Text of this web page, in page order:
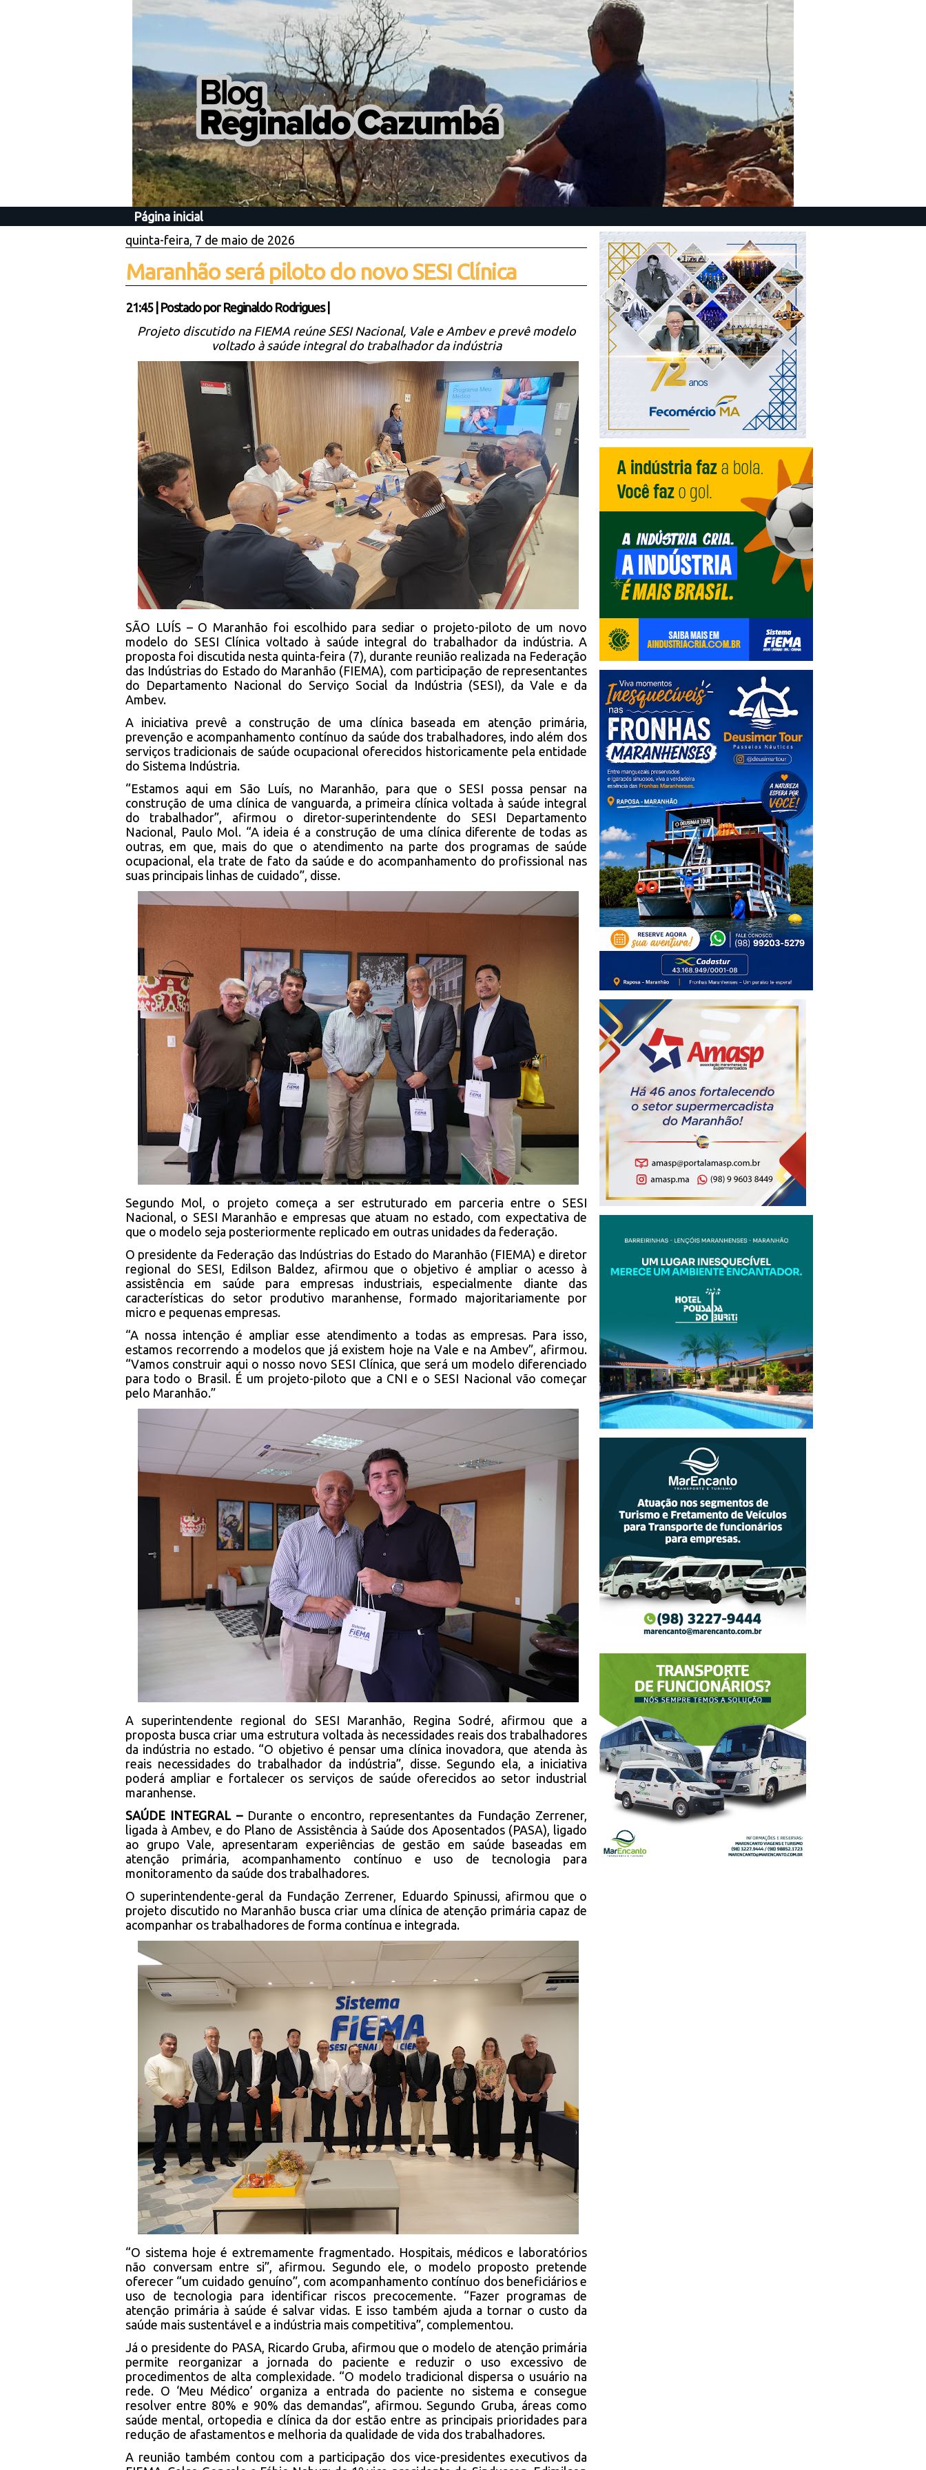
Página inicial
quinta-feira, 7 de maio de 2026
Maranhão será piloto do novo SESI Clínica
21:45| Postado por Reginaldo Rodrigues
Projeto discutido na FIEMA reúne SESI Nacional, Vale e Ambev e prevê modelo
voltado à saúde integral do trabalhador da indústria
SÃO LUÍS – O Maranhão foi escolhido para sediar o projeto-piloto de um novo
modelo do SESI Clínica voltado à saúde integral do trabalhador da indústria. A
proposta foi discutida nesta quinta-feira (7), durante reunião realizada na Federação
das Indústrias do Estado do Maranhão (FIEMA), com participação de representantes
do Departamento Nacional do Serviço Social da Indústria (SESI), da Vale e da
Ambev.
A iniciativa prevê a construção de uma clínica baseada em atenção primária,
prevenção e acompanhamento contínuo da saúde dos trabalhadores, indo além dos
serviços tradicionais de saúde ocupacional oferecidos historicamente pela entidade
do Sistema Indústria.
“Estamos aqui em São Luís, no Maranhão, para que o SESI possa pensar na
construção de uma clínica de vanguarda, a primeira clínica voltada à saúde integral
do trabalhador”, afirmou o diretor-superintendente do SESI Departamento
Nacional, Paulo Mol. “A ideia é a construção de uma clínica diferente de todas as
outras, em que, mais do que o atendimento na parte dos programas de saúde
ocupacional, ela trate de fato da saúde e do acompanhamento do profissional nas
suas principais linhas de cuidado”, disse.
Segundo Mol, o projeto começa a ser estruturado em parceria entre o SESI
Nacional, o SESI Maranhão e empresas que atuam no estado, com expectativa de
que o modelo seja posteriormente replicado em outras unidades da federação.
O presidente da Federação das Indústrias do Estado do Maranhão (FIEMA) e diretor
regional do SESI, Edilson Baldez, afirmou que o objetivo é ampliar o acesso à
assistência em saúde para empresas industriais, especialmente diante das
características do setor produtivo maranhense, formado majoritariamente por
micro e pequenas empresas.
“A nossa intenção é ampliar esse atendimento a todas as empresas. Para isso,
estamos recorrendo a modelos que já existem hoje na Vale e na Ambev”, afirmou.
“Vamos construir aqui o nosso novo SESI Clínica, que será um modelo diferenciado
para todo o Brasil. É um projeto-piloto que a CNI e o SESI Nacional vão começar
pelo Maranhão.”
A superintendente regional do SESI Maranhão, Regina Sodré, afirmou que a
proposta busca criar uma estrutura voltada às necessidades reais dos trabalhadores
da indústria no estado. “O objetivo é pensar uma clínica inovadora, que atenda às
reais necessidades do trabalhador da indústria”, disse. Segundo ela, a iniciativa
poderá ampliar e fortalecer os serviços de saúde oferecidos ao setor industrial
maranhense.
SAÚDE INTEGRAL –Durante o encontro, representantes da Fundação Zerrener,
ligada à Ambev, e do Plano de Assistência à Saúde dos Aposentados (PASA), ligado
ao grupo Vale, apresentaram experiências de gestão em saúde baseadas em
atenção primária, acompanhamento contínuo e uso de tecnologia para
monitoramento da saúde dos trabalhadores.
O superintendente-geral da Fundação Zerrener, Eduardo Spinussi, afirmou que o
projeto discutido no Maranhão busca criar uma clínica de atenção primária capaz de
acompanhar os trabalhadores de forma contínua e integrada.
“O sistema hoje é extremamente fragmentado. Hospitais, médicos e laboratórios
não conversam entre si”, afirmou. Segundo ele, o modelo proposto pretende
oferecer “um cuidado genuíno”, com acompanhamento contínuo dos beneficiários e
uso de tecnologia para identificar riscos precocemente. “Fazer programas de
atenção primária à saúde é salvar vidas. E isso também ajuda a tornar o custo da
saúde mais sustentável e a indústria mais competitiva”, complementou.
Já o presidente do PASA, Ricardo Gruba, afirmou que o modelo de atenção primária
permite reorganizar a jornada do paciente e reduzir o uso excessivo de
procedimentos de alta complexidade. “O modelo tradicional dispersa o usuário na
rede. O ‘Meu Médico’ organiza a entrada do paciente no sistema e consegue
resolver entre 80% e 90% das demandas”, afirmou. Segundo Gruba, áreas como
saúde mental, ortopedia e clínica da dor estão entre as principais prioridades para
redução de afastamentos e melhoria da qualidade de vida dos trabalhadores.
A reunião também contou com a participação dos vice-presidentes executivos da